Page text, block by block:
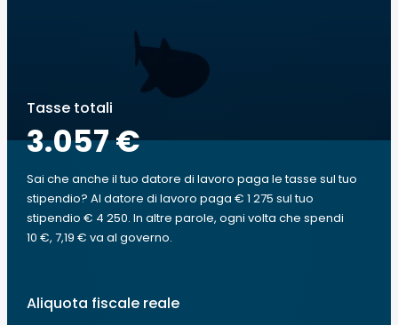
Tasse totali
3.057 €
Sai che anche il tuo datore di lavoro paga le tasse sul tuo
stipendio? Al datore di lavoro paga € 1 275 sul tuo
stipendio € 4 250. In altre parole, ogni volta che spendi
10 €, 7,19 € va al governo.
Aliquota fiscale reale